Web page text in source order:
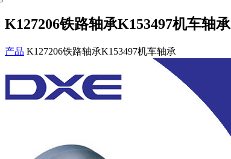
K127206铁路轴承K153497机车轴承
产品 K127206铁路轴承K153497机车轴承